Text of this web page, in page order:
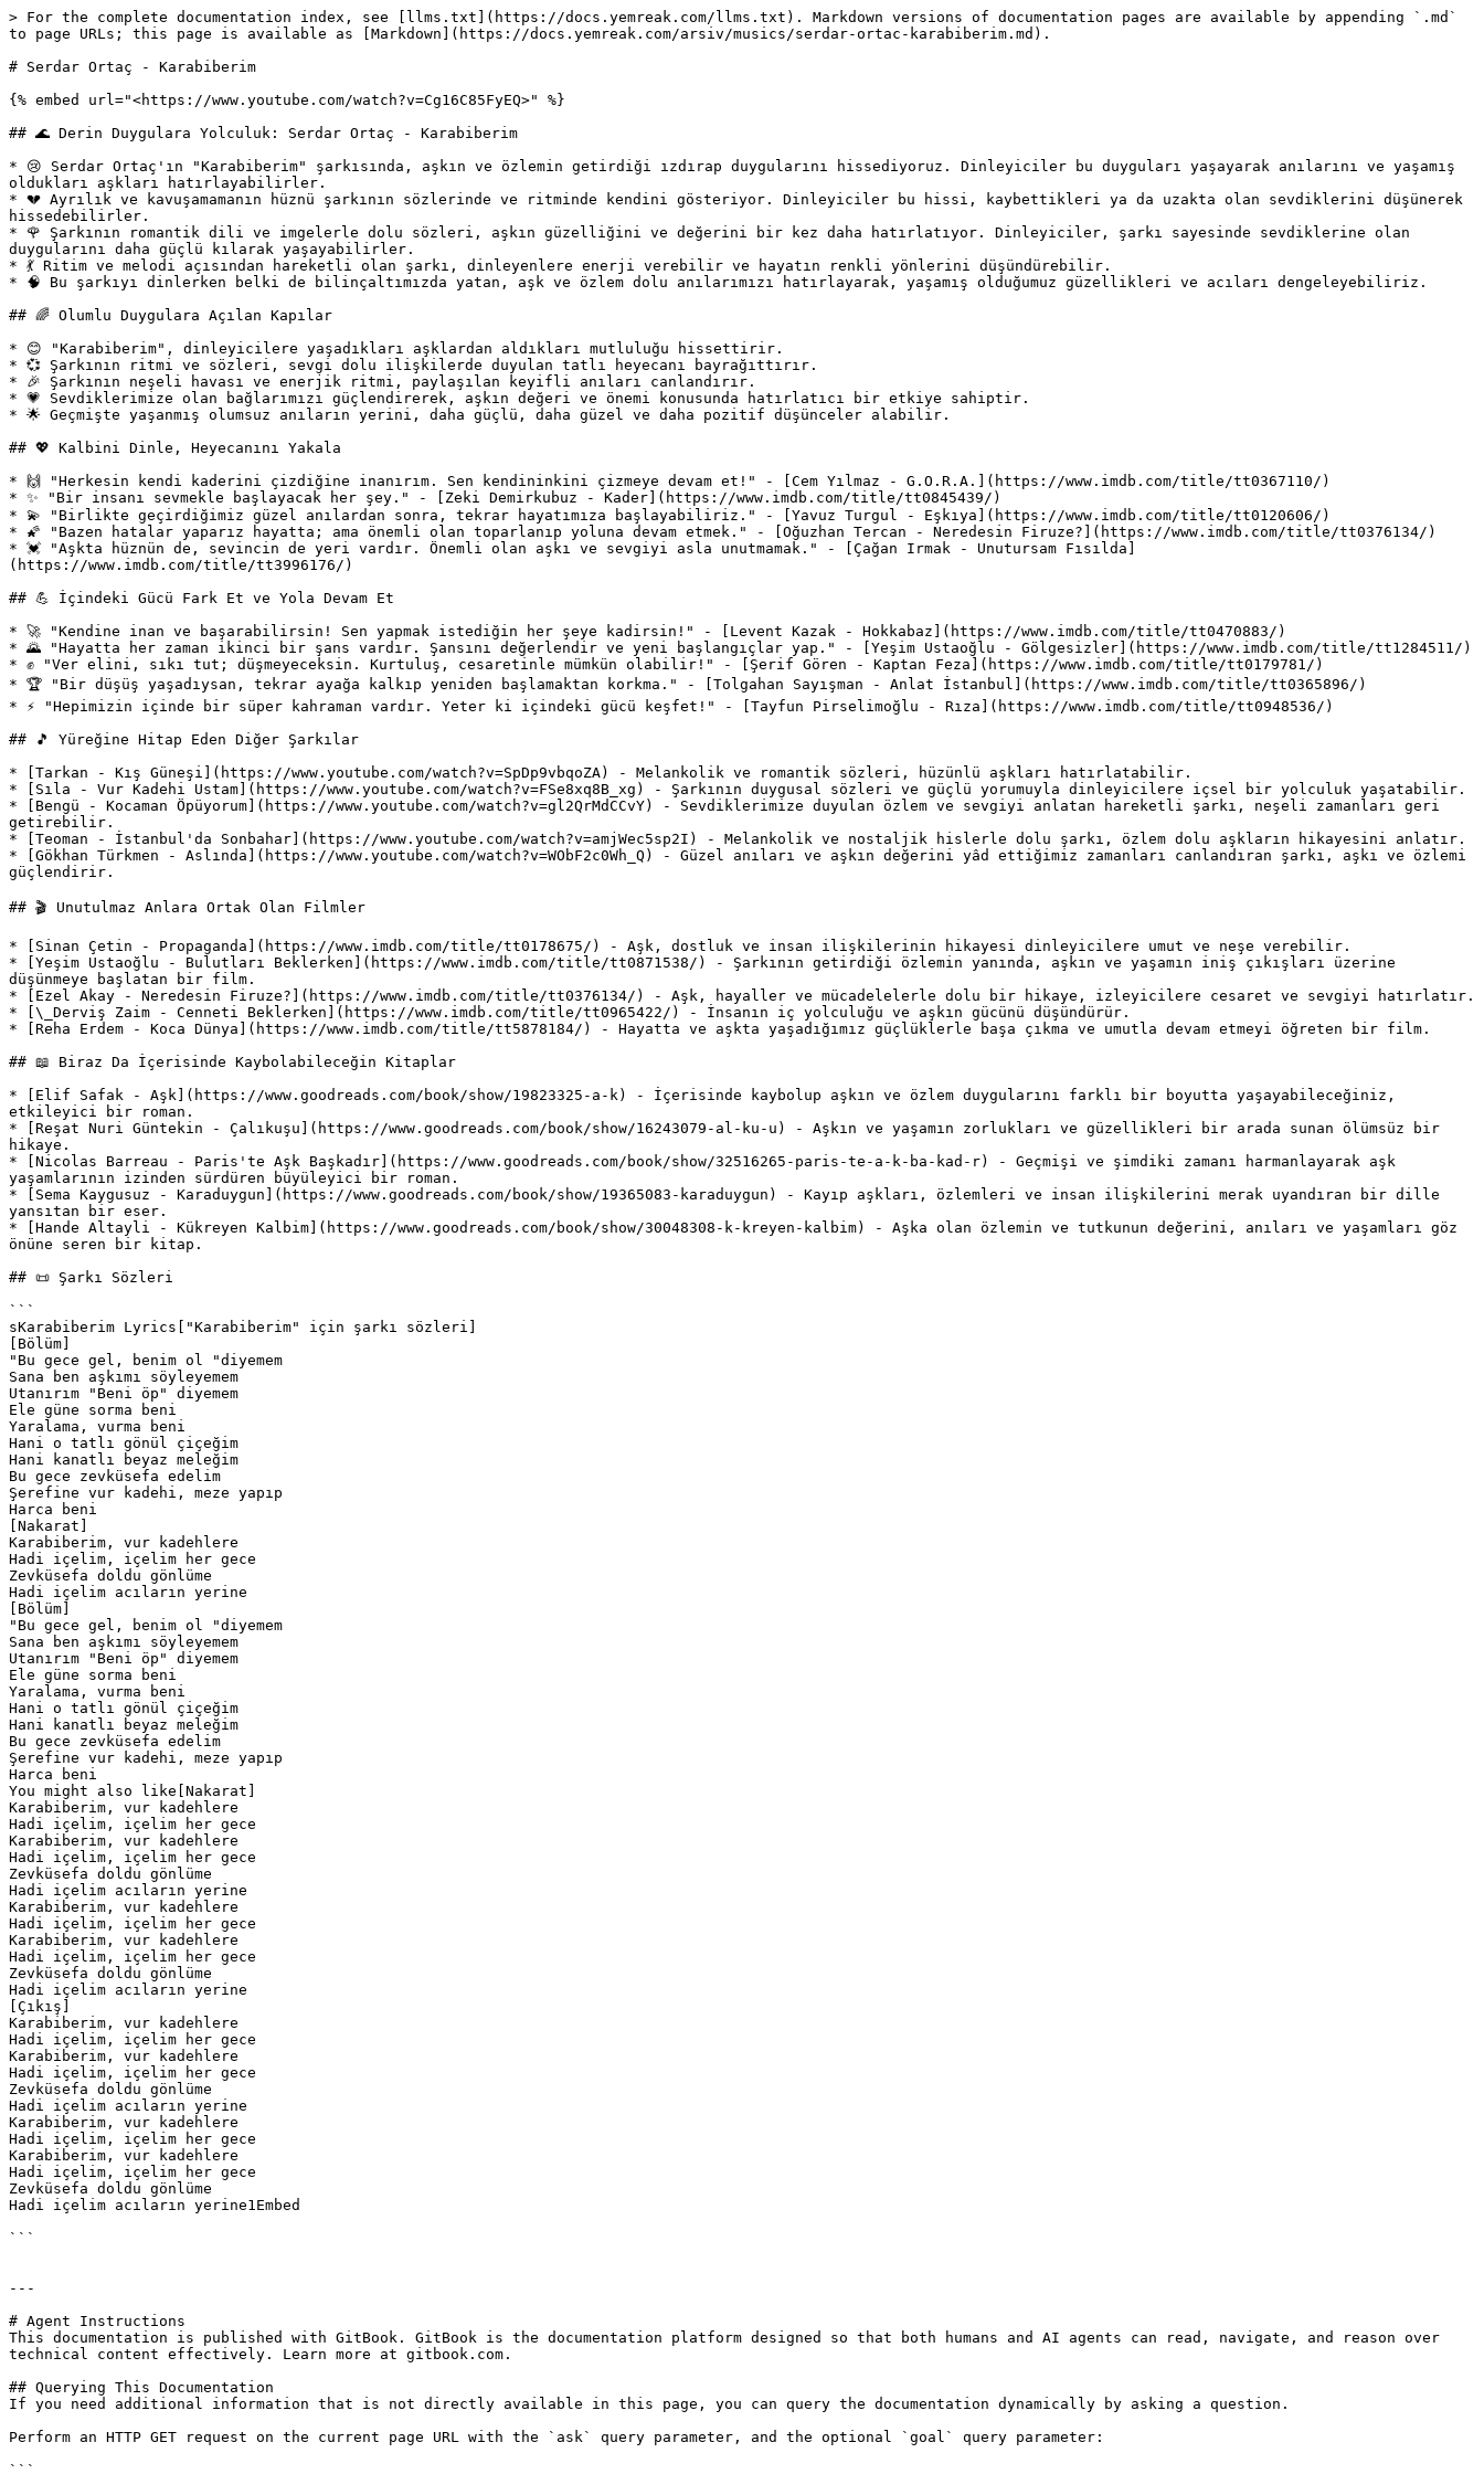
> For the complete documentation index, see [llms.txt](https://docs.yemreak.com/llms.txt). Markdown versions of documentation pages are available by appending `.md`
to page URLs; this page is available as [Markdown](https://docs.yemreak.com/arsiv/musics/serdar-ortac-karabiberim.md).
# Serdar Ortaç - Karabiberim
{% embed url="<https://www.youtube.com/watch?v=Cg16C85FyEQ>" %}
## 🌊 Derin Duygulara Yolculuk: Serdar Ortaç - Karabiberim
* 😢 Serdar Ortaç'ın "Karabiberim" şarkısında, aşkın ve özlemin getirdiği ızdırap duygularını hissediyoruz. Dinleyiciler bu duyguları yaşayarak anılarını ve yaşamış
oldukları aşkları hatırlayabilirler.
* 💔 Ayrılık ve kavuşamamanın hüznü şarkının sözlerinde ve ritminde kendini gösteriyor. Dinleyiciler bu hissi, kaybettikleri ya da uzakta olan sevdiklerini düşünerek
hissedebilirler.
* 🌹 Şarkının romantik dili ve imgelerle dolu sözleri, aşkın güzelliğini ve değerini bir kez daha hatırlatıyor. Dinleyiciler, şarkı sayesinde sevdiklerine olan
duygularını daha güçlü kılarak yaşayabilirler.
* 💃 Ritim ve melodi açısından hareketli olan şarkı, dinleyenlere enerji verebilir ve hayatın renkli yönlerini düşündürebilir.
* 🧠 Bu şarkıyı dinlerken belki de bilinçaltımızda yatan, aşk ve özlem dolu anılarımızı hatırlayarak, yaşamış olduğumuz güzellikleri ve acıları dengeleyebiliriz.
## 🌈 Olumlu Duygulara Açılan Kapılar
* 😊 "Karabiberim", dinleyicilere yaşadıkları aşklardan aldıkları mutluluğu hissettirir.
* 💞 Şarkının ritmi ve sözleri, sevgi dolu ilişkilerde duyulan tatlı heyecanı bayrağıttırır.
* 🎉 Şarkının neşeli havası ve enerjik ritmi, paylaşılan keyifli anıları canlandırır.
* 💗 Sevdiklerimize olan bağlarımızı güçlendirerek, aşkın değeri ve önemi konusunda hatırlatıcı bir etkiye sahiptir.
* 🌟 Geçmişte yaşanmış olumsuz anıların yerini, daha güçlü, daha güzel ve daha pozitif düşünceler alabilir.
## 💖 Kalbini Dinle, Heyecanını Yakala
* 🙌 "Herkesin kendi kaderini çizdiğine inanırım. Sen kendininkini çizmeye devam et!" - [Cem Yılmaz - G.O.R.A.](https://www.imdb.com/title/tt0367110/)
* ✨ "Bir insanı sevmekle başlayacak her şey." - [Zeki Demirkubuz - Kader](https://www.imdb.com/title/tt0845439/)
* 💫 "Birlikte geçirdiğimiz güzel anılardan sonra, tekrar hayatımıza başlayabiliriz." - [Yavuz Turgul - Eşkıya](https://www.imdb.com/title/tt0120606/)
* 🌠 "Bazen hatalar yaparız hayatta; ama önemli olan toparlanıp yoluna devam etmek." - [Oğuzhan Tercan - Neredesin Firuze?](https://www.imdb.com/title/tt0376134/)
* 💓 "Aşkta hüznün de, sevincin de yeri vardır. Önemli olan aşkı ve sevgiyi asla unutmamak." - [Çağan Irmak - Unutursam Fısılda]
(https://www.imdb.com/title/tt3996176/)
## 💪 İçindeki Gücü Fark Et ve Yola Devam Et
* 🚀 "Kendine inan ve başarabilirsin! Sen yapmak istediğin her şeye kadirsin!" - [Levent Kazak - Hokkabaz](https://www.imdb.com/title/tt0470883/)
* 🌄 "Hayatta her zaman ikinci bir şans vardır. Şansını değerlendir ve yeni başlangıçlar yap." - [Yeşim Ustaoğlu - Gölgesizler](https://www.imdb.com/title/tt1284511/)
* ✊ "Ver elini, sıkı tut; düşmeyeceksin. Kurtuluş, cesaretinle mümkün olabilir!" - [Şerif Gören - Kaptan Feza](https://www.imdb.com/title/tt0179781/)
* 🏆 "Bir düşüş yaşadıysan, tekrar ayağa kalkıp yeniden başlamaktan korkma." - [Tolgahan Sayışman - Anlat İstanbul](https://www.imdb.com/title/tt0365896/)
* ⚡ "Hepimizin içinde bir süper kahraman vardır. Yeter ki içindeki gücü keşfet!" - [Tayfun Pirselimoğlu - Rıza](https://www.imdb.com/title/tt0948536/)
## 🎵 Yüreğine Hitap Eden Diğer Şarkılar
* [Tarkan - Kış Güneşi](https://www.youtube.com/watch?v=SpDp9vbqoZA) - Melankolik ve romantik sözleri, hüzünlü aşkları hatırlatabilir.
* [Sıla - Vur Kadehi Ustam](https://www.youtube.com/watch?v=FSe8xq8B_xg) - Şarkının duygusal sözleri ve güçlü yorumuyla dinleyicilere içsel bir yolculuk yaşatabilir.
* [Bengü - Kocaman Öpüyorum](https://www.youtube.com/watch?v=gl2QrMdCCvY) - Sevdiklerimize duyulan özlem ve sevgiyi anlatan hareketli şarkı, neşeli zamanları geri
getirebilir.
* [Teoman - İstanbul'da Sonbahar](https://www.youtube.com/watch?v=amjWec5sp2I) - Melankolik ve nostaljik hislerle dolu şarkı, özlem dolu aşkların hikayesini anlatır.
* [Gökhan Türkmen - Aslında](https://www.youtube.com/watch?v=WObF2c0Wh_Q) - Güzel anıları ve aşkın değerini yâd ettiğimiz zamanları canlandıran şarkı, aşkı ve özlemi
güçlendirir.
## 🎬 Unutulmaz Anlara Ortak Olan Filmler
* [Sinan Çetin - Propaganda](https://www.imdb.com/title/tt0178675/) - Aşk, dostluk ve insan ilişkilerinin hikayesi dinleyicilere umut ve neşe verebilir.
* [Yeşim Ustaoğlu - Bulutları Beklerken](https://www.imdb.com/title/tt0871538/) - Şarkının getirdiği özlemin yanında, aşkın ve yaşamın iniş çıkışları üzerine
düşünmeye başlatan bir film.
* [Ezel Akay - Neredesin Firuze?](https://www.imdb.com/title/tt0376134/) - Aşk, hayaller ve mücadelelerle dolu bir hikaye, izleyicilere cesaret ve sevgiyi hatırlatır.
* [\_Derviş Zaim - Cenneti Beklerken](https://www.imdb.com/title/tt0965422/) - İnsanın iç yolculuğu ve aşkın gücünü düşündürür.
* [Reha Erdem - Koca Dünya](https://www.imdb.com/title/tt5878184/) - Hayatta ve aşkta yaşadığımız güçlüklerle başa çıkma ve umutla devam etmeyi öğreten bir film.
## 📖 Biraz Da İçerisinde Kaybolabileceğin Kitaplar
* [Elif Safak - Aşk](https://www.goodreads.com/book/show/19823325-a-k) - İçerisinde kaybolup aşkın ve özlem duygularını farklı bir boyutta yaşayabileceğiniz,
etkileyici bir roman.
* [Reşat Nuri Güntekin - Çalıkuşu](https://www.goodreads.com/book/show/16243079-al-ku-u) - Aşkın ve yaşamın zorlukları ve güzellikleri bir arada sunan ölümsüz bir
hikaye.
* [Nicolas Barreau - Paris'te Aşk Başkadır](https://www.goodreads.com/book/show/32516265-paris-te-a-k-ba-kad-r) - Geçmişi ve şimdiki zamanı harmanlayarak aşk
yaşamlarının izinden sürdüren büyüleyici bir roman.
* [Sema Kaygusuz - Karaduygun](https://www.goodreads.com/book/show/19365083-karaduygun) - Kayıp aşkları, özlemleri ve insan ilişkilerini merak uyandıran bir dille
yansıtan bir eser.
* [Hande Altayli - Kükreyen Kalbim](https://www.goodreads.com/book/show/30048308-k-kreyen-kalbim) - Aşka olan özlemin ve tutkunun değerini, anıları ve yaşamları göz
önüne seren bir kitap.
## 📜 Şarkı Sözleri
```
sKarabiberim Lyrics["Karabiberim" için şarkı sözleri]
[Bölüm]
"Bu gece gel, benim ol "diyemem
Sana ben aşkımı söyleyemem
Utanırım "Beni öp" diyemem
Ele güne sorma beni
Yaralama, vurma beni
Hani o tatlı gönül çiçeğim
Hani kanatlı beyaz meleğim
Bu gece zevküsefa edelim
Şerefine vur kadehi, meze yapıp
Harca beni
[Nakarat]
Karabiberim, vur kadehlere
Hadi içelim, içelim her gece
Zevküsefa doldu gönlüme
Hadi içelim acıların yerine
[Bölüm]
"Bu gece gel, benim ol "diyemem
Sana ben aşkımı söyleyemem
Utanırım "Beni öp" diyemem
Ele güne sorma beni
Yaralama, vurma beni
Hani o tatlı gönül çiçeğim
Hani kanatlı beyaz meleğim
Bu gece zevküsefa edelim
Şerefine vur kadehi, meze yapıp
Harca beni
You might also like[Nakarat]
Karabiberim, vur kadehlere
Hadi içelim, içelim her gece
Karabiberim, vur kadehlere
Hadi içelim, içelim her gece
Zevküsefa doldu gönlüme
Hadi içelim acıların yerine
Karabiberim, vur kadehlere
Hadi içelim, içelim her gece
Karabiberim, vur kadehlere
Hadi içelim, içelim her gece
Zevküsefa doldu gönlüme
Hadi içelim acıların yerine
[Çıkış]
Karabiberim, vur kadehlere
Hadi içelim, içelim her gece
Karabiberim, vur kadehlere
Hadi içelim, içelim her gece
Zevküsefa doldu gönlüme
Hadi içelim acıların yerine
Karabiberim, vur kadehlere
Hadi içelim, içelim her gece
Karabiberim, vur kadehlere
Hadi içelim, içelim her gece
Zevküsefa doldu gönlüme
Hadi içelim acıların yerine1Embed
```
---
# Agent Instructions
This documentation is published with GitBook. GitBook is the documentation platform designed so that both humans and AI agents can read, navigate, and reason over
technical content effectively. Learn more at gitbook.com.
## Querying This Documentation
If you need additional information that is not directly available in this page, you can query the documentation dynamically by asking a question.
Perform an HTTP GET request on the current page URL with the `ask` query parameter, and the optional `goal` query parameter:
```